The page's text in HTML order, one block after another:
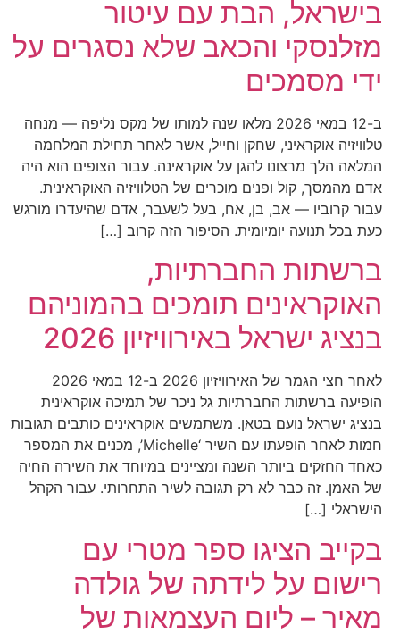
בישראל, הבת עם עיטור
מזלנסקי והכאב שלא נסגרים על
ידי מסמכים
ב-12 במאי 2026 מלאו שנה למותו של מקס נליפה — מנחה
טלוויזיה אוקראיני, שחקן וחייל, אשר לאחר תחילת המלחמה
המלאה הלך מרצונו להגן על אוקראינה. עבור הצופים הוא היה
אדם מהמסך, קול ופנים מוכרים של הטלוויזיה האוקראינית.
עבור קרוביו — אב, בן, אח, בעל לשעבר, אדם שהיעדרו מורגש
כעת בכל תנועה יומיומית. הסיפור הזה קרוב […]
ברשתות החברתיות,
האוקראינים תומכים בהמוניהם
בנציג ישראל באירוויזיון 2026
לאחר חצי הגמר של האירוויזיון 2026 ב-12 במאי 2026
הופיעה ברשתות החברתיות גל ניכר של תמיכה אוקראינית
בנציג ישראל נועם בטאן. משתמשים אוקראינים כותבים תגובות
חמות לאחר הופעתו עם השיר ‘Michelle’, מכנים את המספר
כאחד החזקים ביותר השנה ומציינים במיוחד את השירה החיה
של האמן. זה כבר לא רק תגובה לשיר התחרותי. עבור הקהל
הישראלי […]
בקייב הציגו ספר מטרי עם
רישום על לידתה של גולדה
מאיר – ליום העצמאות של